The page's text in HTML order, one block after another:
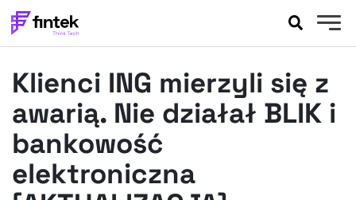
BANKOWOŚĆ
FELIETONY
WYWIADY
LEGAL
PODCASTY
Klienci ING mierzyli się z
awarią. Nie działał BLIK i
bankowość
elektroniczna